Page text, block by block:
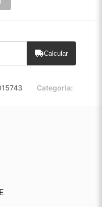
Calcular
Categoria: